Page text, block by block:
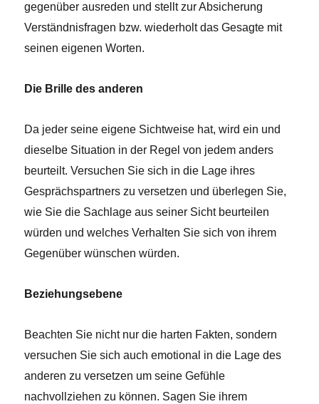
gegenüber ausreden und stellt zur Absicherung
Verständnisfragen bzw. wiederholt das Gesagte mit
seinen eigenen Worten.
Die Brille des anderen
Da jeder seine eigene Sichtweise hat, wird ein und
dieselbe Situation in der Regel von jedem anders
beurteilt. Versuchen Sie sich in die Lage ihres
Gesprächspartners zu versetzen und überlegen Sie,
wie Sie die Sachlage aus seiner Sicht beurteilen
würden und welches Verhalten Sie sich von ihrem
Gegenüber wünschen würden.
Beziehungsebene
Beachten Sie nicht nur die harten Fakten, sondern
versuchen Sie sich auch emotional in die Lage des
anderen zu versetzen um seine Gefühle
nachvollziehen zu können. Sagen Sie ihrem